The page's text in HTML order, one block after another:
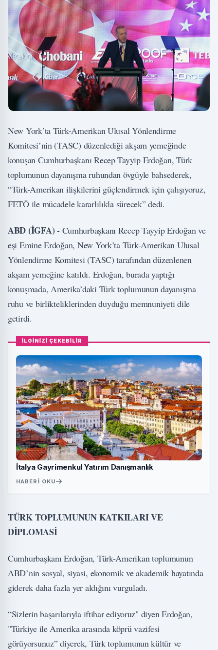
New York’ta Türk-Amerikan Ulusal Yönlendirme
Komitesi’nin (TASC) düzenlediği akşam yemeğinde
konuşan Cumhurbaşkanı Recep Tayyip Erdoğan, Türk
toplumunun dayanışma ruhundan övgüyle bahsederek,
“Türk-Amerikan ilişkilerini güçlendirmek için çalışıyoruz,
FETÖ ile mücadele kararlılıkla sürecek” dedi.
ABD (İGFA) - Cumhurbaşkanı Recep Tayyip Erdoğan ve
eşi Emine Erdoğan, New York’ta Türk-Amerikan Ulusal
Yönlendirme Komitesi (TASC) tarafından düzenlenen
akşam yemeğine katıldı. Erdoğan, burada yaptığı
konuşmada, Amerika’daki Türk toplumunun dayanışma
ruhu ve birlikteliklerinden duyduğu memnuniyeti dile
getirdi.
İLGİNİZİ ÇEKEBİLİR
İtalya Gayrimenkul Yatırım Danışmanlık
HABERI OKU
TÜRK TOPLUMUNUN KATKILARI VE
DİPLOMASİ
Cumhurbaşkanı Erdoğan, Türk-Amerikan toplumunun
ABD’nin sosyal, siyasi, ekonomik ve akademik hayatında
giderek daha fazla yer aldığını vurguladı.
“Sizlerin başarılarıyla iftihar ediyoruz" diyen Erdoğan,
"Türkiye ile Amerika arasında köprü vazifesi
görüyorsunuz” diyerek, Türk toplumunun kültür ve